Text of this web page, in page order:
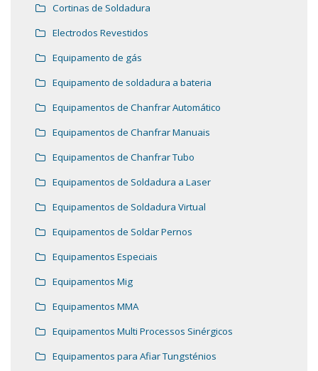
Cortinas de Soldadura
Electrodos Revestidos
Equipamento de gás
Equipamento de soldadura a bateria
Equipamentos de Chanfrar Automático
Equipamentos de Chanfrar Manuais
Equipamentos de Chanfrar Tubo
Equipamentos de Soldadura a Laser
Equipamentos de Soldadura Virtual
Equipamentos de Soldar Pernos
Equipamentos Especiais
Equipamentos Mig
Equipamentos MMA
Equipamentos Multi Processos Sinérgicos
Equipamentos para Afiar Tungsténios